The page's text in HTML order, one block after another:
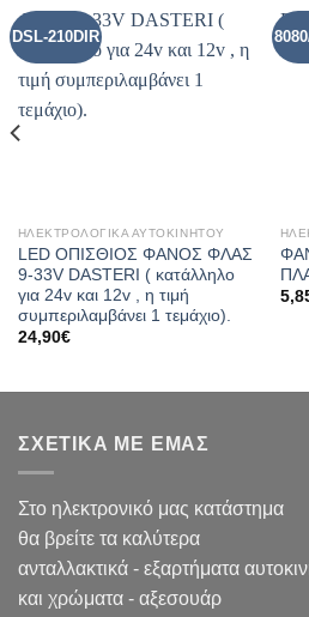
DSL-210DIR
ΗΛΕΚΤΡΟΛΟΓΙΚΑ ΑΥΤΟΚΙΝΗΤΟΥ
LED ΟΠΙΣΘΙΟΣ ΦΑΝΟΣ ΦΛΑΣ
9-33V DASTERI ( κατάλληλο
για 24v και 12v , η τιμή
συμπεριλαμβάνει 1 τεμάχιο).
24,90€
ΣΧΕΤΙΚΑ ΜΕ ΕΜΑΣ
Στο ηλεκτρονικό μας κατάστημα
θα βρείτε τα καλύτερα
ανταλλακτικά - εξαρτήματα
και χρώματα - αξεσουάρ